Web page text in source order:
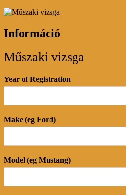
Információ
Műszaki vizsga
Year of Registration
Make (eg Ford)
Model (eg Mustang)